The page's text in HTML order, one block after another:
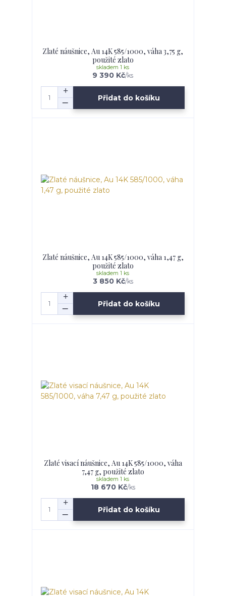
Zlaté náušnice, Au 14K 585/1000, váha 3,75 g,
použité zlato
9 390 Kč/ks
skladem 1 ks
Přidat do košíku
Zlaté náušnice, Au 14K 585/1000, váha 1,47 g,
použité zlato
3 850 Kč/ks
skladem 1 ks
Přidat do košíku
Zlaté visací náušnice, Au 14K 585/1000, váha
7,47 g, použité zlato
18 670 Kč/ks
skladem 1 ks
Přidat do košíku